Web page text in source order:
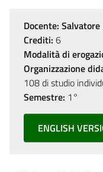
Docente: Salvatore
Crediti: 6
Modalità di
Organizzazione
108 di studio
Semestre: 1°
ENGLISH